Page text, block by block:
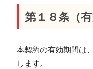
第１８条（有
本契約の有効期間は
します。